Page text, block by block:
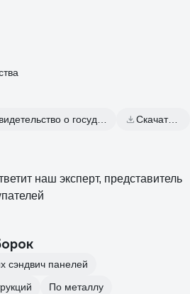
Свидетельство о государственной регистрации от 2016.04.27 Скачать всю документацию
наш эксперт, представитель
сэндвич панелей
По металлу